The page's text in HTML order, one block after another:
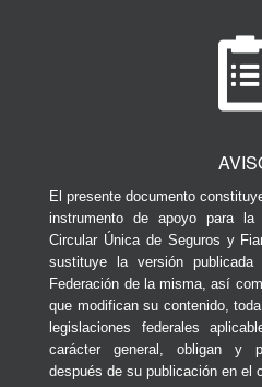
El presente documento
instrumento de apoyo para
Circular Única de Seguros y
sustituye la versión
Federación de la misma, así
que modifican su contenido,
legislaciones federales
carácter general, obligan y
después de su publicación en el